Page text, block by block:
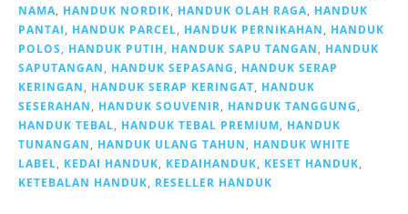
NAMA
HANDUK NORDIK HANDUK OLAH RAGA
HANDUK
PANTAI
HANDUK PARCEL HANDUK PERNIKAHAN
HANDUK
POLOS
HANDUK PUTIH HANDUK SAPU TANGAN
HANDUK
SAPUTANGAN
HANDUK SEPASANG
HANDUK SERAP
KERINGAN
HANDUK SERAP KERINGAT
HANDUK
SESERAHAN
HANDUK SOUVENIR HANDUK TANGGUNG
HANDUK TEBAL
HANDUK TEBAL PREMIUM
HANDUK
TUNANGAN
HANDUK ULANG TAHUN
HANDUK WHITE
LABEL
KEDAI HANDUK KEDAIHANDUK KESET HANDUK
KETEBALAN HANDUK
RESELLER HANDUK